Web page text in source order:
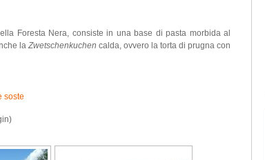
Foresta Nera, consiste in una base di pasta morbida al
la Zwetschenkuchen calda, ovvero la torta di prugna con
soste